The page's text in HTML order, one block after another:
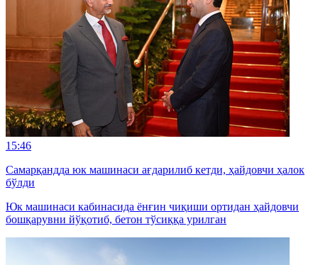
15:46
Самарқандда юк машинаси ағдарилиб кетди, ҳайдовчи ҳалок
бўлди
Юк машинаси кабинасида ёнғин чиқиши ортидан ҳайдовчи
бошқарувни йўқотиб, бетон тўсиққа урилган